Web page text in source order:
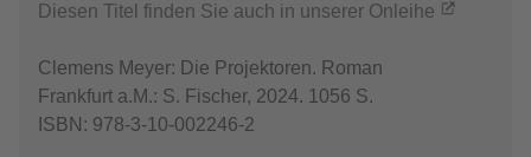
Diesen Titel finden Sie auch in unserer Onleihe
Clemens Meyer: Die Projektoren. Roman
Frankfurt a.M.: S. Fischer, 2024. 1056 S.
ISBN: 978-3-10-002246-2